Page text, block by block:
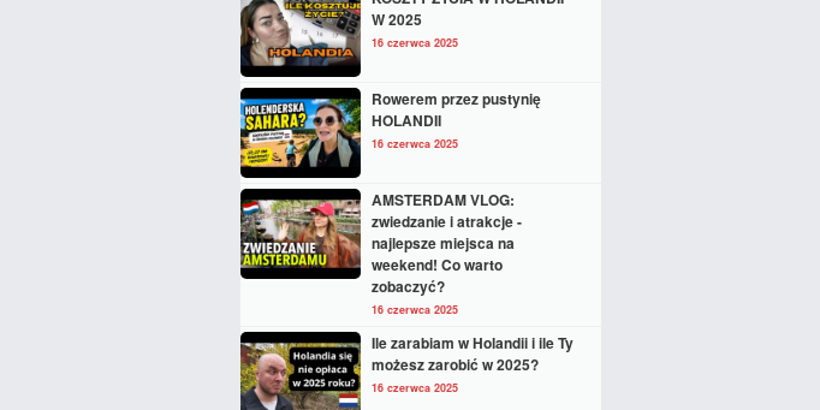
W 2025
16 czerwca 2025
Rowerem przez pustynię
HOLANDII
16 czerwca 2025
AMSTERDAM VLOG:
zwiedzanie i atrakcje -
najlepsze miejsca na
weekend! Co warto
zobaczyć?
16 czerwca 2025
Ile zarabiam w Holandii i ile Ty
możesz zarobić w 2025?
16 czerwca 2025